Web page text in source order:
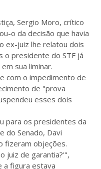
Sergio Moro, crítico
o da decisão que havia
ex-juiz lhe relatou dois
o presidente do STF já
sua liminar.
com o impedimento de
de "prova
esses dois
para os presidentes da
do Senado, Davi
fizeram objeções.
juiz de garantia?'",
a figura estava